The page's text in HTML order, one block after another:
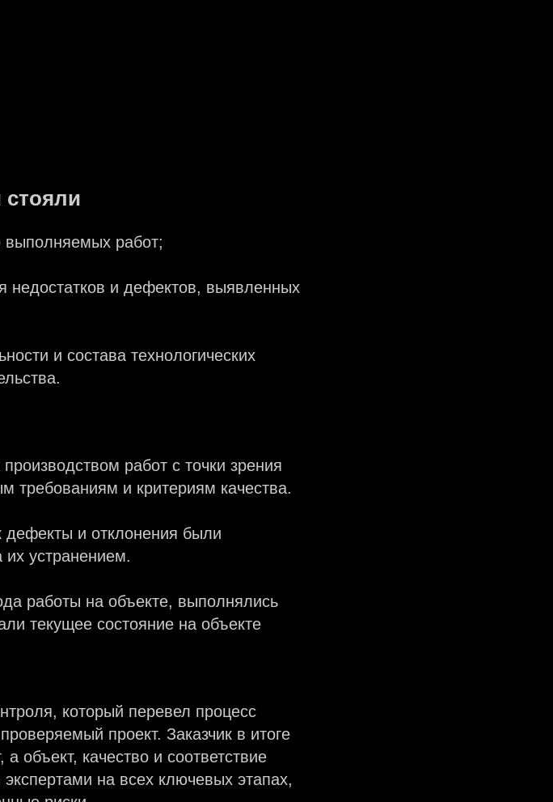
выполняемых работ;
недостатков и дефектов, выявленных
и состава технологических
работ с точки зрения
требованиям и критериям качества.
и отклонения были
устранением.
работы на объекте, выполнялись
текущее состояние на объекте
который перевел процесс
проект. Заказчик в итоге
объект, качество и соответствие
на всех ключевых этапах,